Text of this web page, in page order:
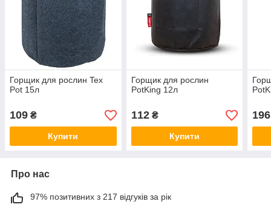
Горщик для рослин Tex
Pot 15л
109 ₴
Купити
Горщик для рослин
PotKing 12л
112₴
Купити
196
Про нас
97% позитивних з 217 відгуків за рік